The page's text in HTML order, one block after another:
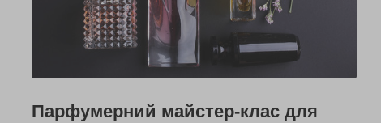
Парфумерний майстер-клас для